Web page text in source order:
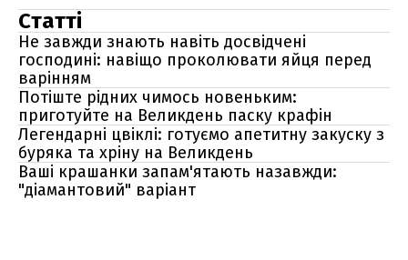
Статті
Не завжди знають навіть досвідчені
господині: навіщо проколювати яйця перед
варінням
Потіште рідних чимось новеньким:
приготуйте на Великдень паску крафін
Легендарні цвіклі: готуємо апетитну закуску з
буряка та хріну на Великдень
Ваші крашанки запам'ятають назавжди:
"діамантовий" варіант